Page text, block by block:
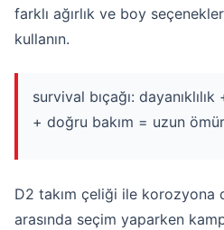
farklı ağırlık ve boy
kullanın.
survival bıçağı:
+ doğru bakım = uzun
D2 takım çeliği ile korozyona
arasında seçim yaparken kamp